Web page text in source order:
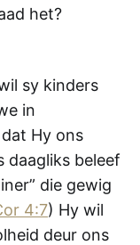
het?
sy kinders
in
Hy ons
daagliks beleef
die gewig
4:7) Hy wil
deur ons